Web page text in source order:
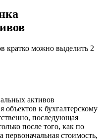
кратко можно выделить 2
активов
объектов к бухгалтерскому
последующая
после того, как по
стоимость,